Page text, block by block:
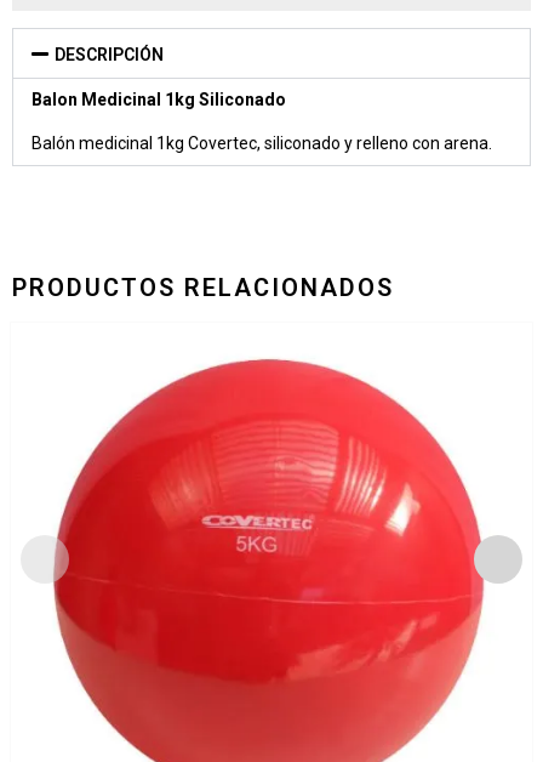
DESCRIPCIÓN
Balon Medicinal 1kg Siliconado
Balón medicinal 1kg Covertec, siliconado y relleno con arena.
PRODUCTOS RELACIONADOS